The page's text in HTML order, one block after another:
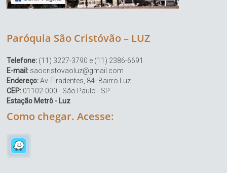
Paróquia São Cristóvão – LUZ
Telefone: (11) 3227-3790 e (11) 2386-6691
E-mail: saocristovaoluz@gmail.com
Endereço:Av Tiradentes, 84- Bairro Luz
CEP: 01102-000 - São Paulo - SP
Estação Metrô - Luz
Como chegar. Acesse: